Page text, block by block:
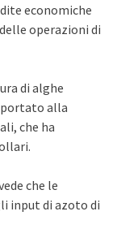
economiche
operazioni di
di alghe
portato alla
che ha
che le
input di azoto di